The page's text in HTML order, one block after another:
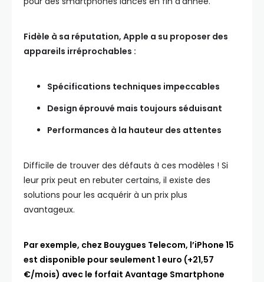
Fidèle à sa réputation, Apple a su proposer des
appareils irréprochables :
Spécifications techniques impeccables
Design éprouvé mais toujours séduisant
Performances à la hauteur des attentes
Difficile de trouver des défauts à ces modèles ! Si
leur prix peut en rebuter certains, il existe des
solutions pour les acquérir à un prix plus
avantageux.
Par exemple, chez Bouygues Telecom, l’iPhone 15
est disponible pour seulement 1 euro (+21,57
€/mois) avec le forfait Avantage Smartphone